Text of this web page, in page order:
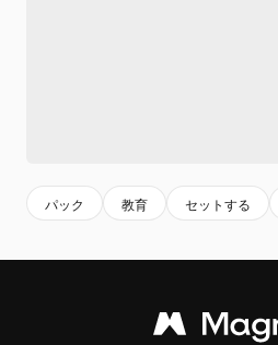
パック 教育 セットする